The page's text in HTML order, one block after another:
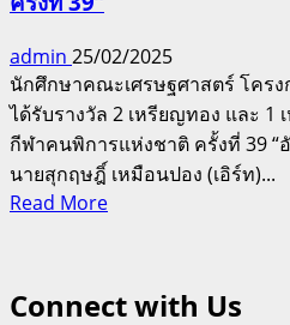
admin 25/02/2025
นักศึกษาคณะเศรษฐศาสตร์ โคร
ได้รับรางวัล 2 เหรียญทอง และ 1
กีฬาคนพิการแห่งชาติ ครั้งที่ 39
นายสุกฤษฎิ์ เหมือนปอง (เอิร์ท)...
Read MoreRead
ม.รังสิต
Connect with Us